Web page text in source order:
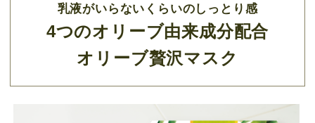
乳液がいらないくらいのしっとり感
4つのオリーブ由来成分配合
オリーブ贅沢マスク